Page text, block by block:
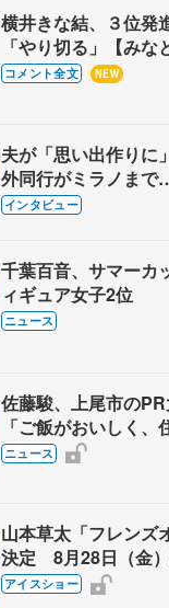
横井きな結、３位
「やり切る」【みな
SP】
コメント全文 NEW
夫が「思い出作りに
外同行がミラノま
クでは不良のお兄
インタビュー
千葉百音、サマー
ィギュア女子2位
ニュース
佐藤駿、上尾市の
「ご飯がおいしく
力」
ニュース
山本草太「フレンズ
決定 8月28日（金
静香さんプロデュー
アイスショー